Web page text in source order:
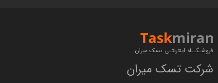
فروشـگــاه اینترنتـی تسک میران
شرکت تسک میران